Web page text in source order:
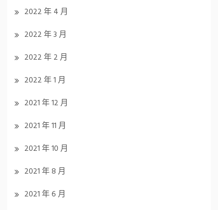
2022 年 4 月
2022 年 3 月
2022 年 2 月
2022 年 1 月
2021 年 12 月
2021 年 11 月
2021 年 10 月
2021 年 8 月
2021 年 6 月